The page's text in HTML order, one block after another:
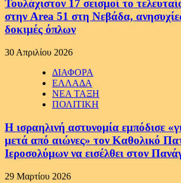
Τουλάχιστον 17 σεισμοί το
στην Area 51 στη Νεβάδα,
δοκιμές όπλων
30 Απριλίου 2026
ΔΙΑΦΟΡΑ
ΕΛΛΑΔΑ
ΝΕΑ ΤΑΞΗ
ΠΟΛΙΤΙΚΗ
Η ισραηλινή αστυνομία εμπόδισε
μετά από αιώνες» τον Καθολικό
Ιεροσολύμων να εισέλθει στον
29 Μαρτίου 2026